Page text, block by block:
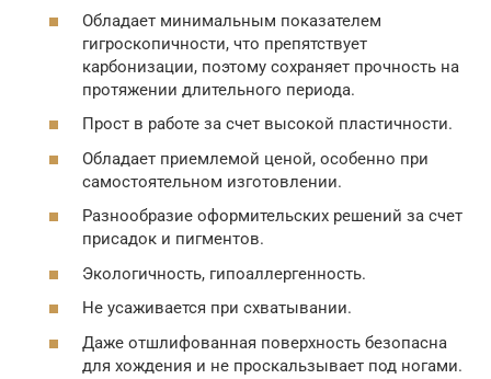
Обладает минимальным показателем
гигроскопичности, что препятствует
карбонизации, поэтому сохраняет прочность на
протяжении длительного периода.
Прост в работе за счет высокой пластичности.
Обладает приемлемой ценой, особенно при
самостоятельном изготовлении.
Разнообразие оформительских решений за счет
присадок и пигментов.
Экологичность, гипоаллергенность.
Не усаживается при схватывании.
Даже отшлифованная поверхность безопасна
для хождения и не проскальзывает под ногами.